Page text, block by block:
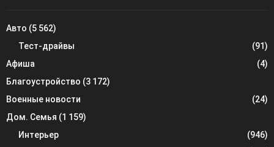
Авто (5 562)
Тест-драйвы
(91)
Афиша
(4)
Благоустройство (3 172)
Военные новости
(24)
Дом. Семья (1 159)
Интерьер
(946)